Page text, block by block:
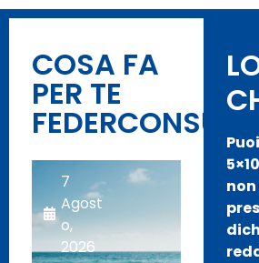
COSA FA
PER TE
7
Agost
o,
2026